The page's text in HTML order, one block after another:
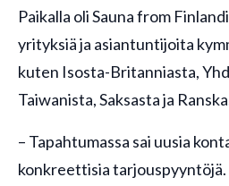
Paikalla oli Sauna from
yrityksiä ja asiantuntijoita
kuten Isosta-Britanniasta,
Taiwanista, Saksasta ja
– Tapahtumassa sai uusia
konkreettisia